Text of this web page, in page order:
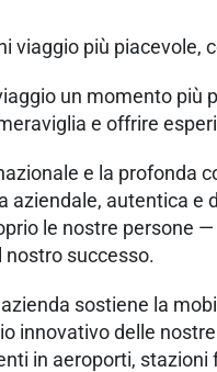
viaggio più
un momento
e offrire
e la profonda
autentica
le nostre persone
successo.
sostiene la
innovativo delle
in aeroporti,